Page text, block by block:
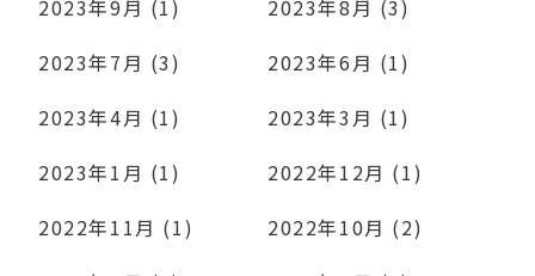
2023年9月 (1)
2023年8月 (3)
2023年7月 (3)
2023年6月 (1)
2023年4月 (1)
2023年3月 (1)
2023年1月 (1)
2022年12月 (1)
2022年11月 (1)
2022年10月 (2)